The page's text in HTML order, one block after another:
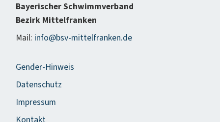
Bayerischer Schwimmverband
Bezirk Mittelfranken
Mail: info@bsv-mittelfranken.de
Gender-Hinweis
Datenschutz
Impressum